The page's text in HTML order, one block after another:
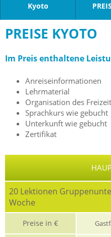
Kyoto
PREISE KYOTO
Im Preis enthaltene
Anreiseinformationen
Lehrmaterial
Organisation des
Sprachkurs wie gebucht
Unterkunft wie gebucht
Zertifikat
20 Lektionen
Woche
Preise in €